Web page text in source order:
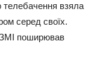
телебачення взяла
серед своїх.
ЗМІ поширював